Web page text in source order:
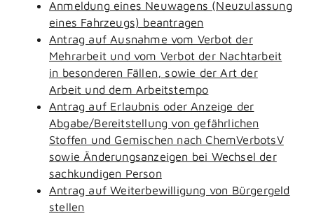
Anmeldung eines Neuwagens (Neuzulassung
eines Fahrzeugs) beantragen
Antrag auf Ausnahme vom Verbot der
Mehrarbeit und vom Verbot der Nachtarbeit
in besonderen Fällen, sowie der Art der
Arbeit und dem Arbeitstempo
Antrag auf Erlaubnis oder Anzeige der
Abgabe/Bereitstellung von gefährlichen
Stoffen und Gemischen nach ChemVerbotsV
sowie Änderungsanzeigen bei Wechsel der
sachkundigen Person
Antrag auf Weiterbewilligung von Bürgergeld
stellen